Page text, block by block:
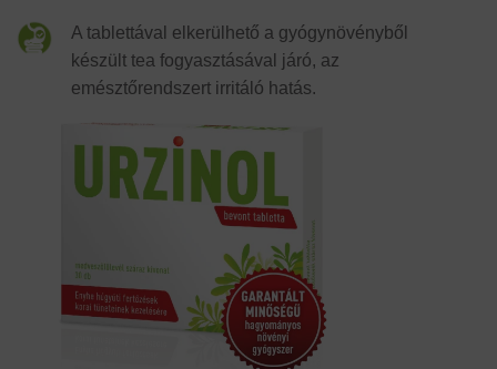
A tablettával elkerülhető a gyógynövényből
készült tea fogyasztásával járó, az
emésztőrendszert irritáló hatás.